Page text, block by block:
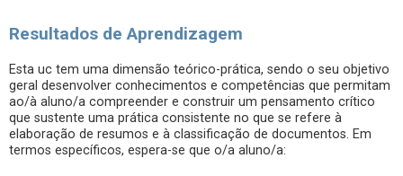
Resultados de Aprendizagem
Esta uc tem uma dimensão teórico-prática, sendo o seu objetivo
geral desenvolver conhecimentos e competências que permitam
ao/à aluno/a compreender e construir um pensamento crítico
que sustente uma prática consistente no que se refere à
elaboração de resumos e à classificação de documentos. Em
termos específicos, espera-se que o/a aluno/a: